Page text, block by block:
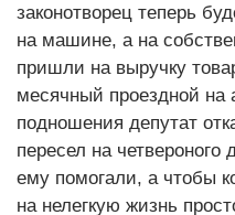
законотворец теперь
на машине, а на
пришли на выручку
месячный проездной на
подношения депутат
пересел на четвероного
ему помогали, а чтобы
на нелегкую жизнь